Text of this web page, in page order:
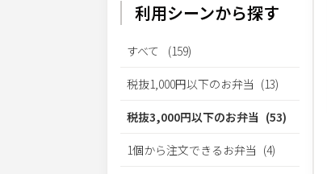
利用シーンから探す
すべて (159)
税抜1,000円以下のお弁当 (13)
税抜3,000円以下のお弁当 (53)
1個から注文できるお弁当 (4)